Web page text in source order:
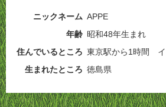
ニックネーム APPE
年齢 昭和48年生まれ
住んでいるところ 東京駅から1時間
生まれたところ 徳島県